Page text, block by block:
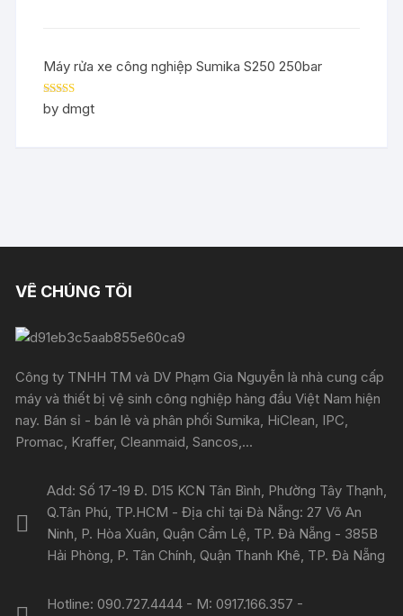
Máy rửa xe công nghiệp Sumika S250 250bar
Rated5out
of 5
by dmgt
VỀ CHÚNG TÔI
Công ty TNHH TM và DV Phạm Gia Nguyễn là nhà cung cấp
máy và thiết bị vệ sinh công nghiệp hàng đầu Việt Nam hiện
nay. Bán sỉ - bán lẻ và phân phối Sumika, HiClean, IPC,
Promac, Kraffer, Cleanmaid, Sancos,...
Add: Số 17-19 Đ. D15 KCN Tân Bình, Phường Tây Thạnh,
Q.Tân Phú, TP.HCM - Địa chỉ tại Đà Nẵng: 27 Võ An
Ninh, P. Hòa Xuân, Quận Cẩm Lệ, TP. Đà Nẵng - 385B
Hải Phòng, P. Tân Chính, Quận Thanh Khê, TP. Đà Nẵng
Hotline: 090.727.4444 - M: 0917.166.357 -